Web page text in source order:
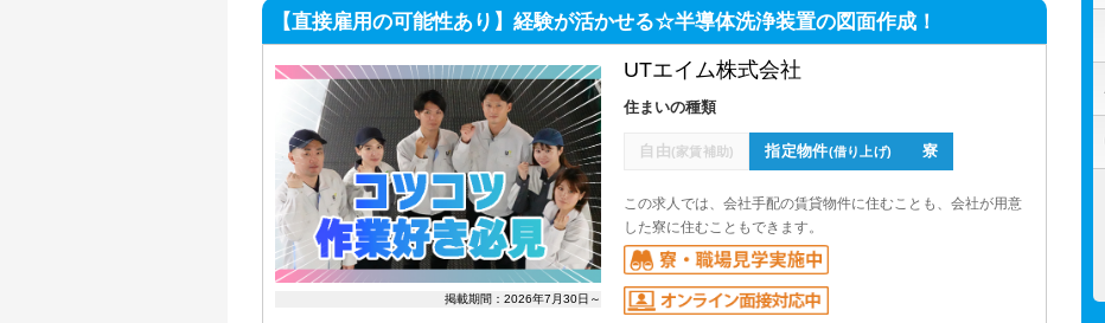
【直接雇用の可能性あり】経験が活かせる☆半導体洗浄装置の図面作成！
掲載期間：2026年7月30日～
UTエイム株式会社
住まいの種類
自由(家賃補助) 指定物件(借り上げ) 寮
この求人では、会社手配の賃貸物件に住むことも、会社が用意
した寮に住むこともできます。